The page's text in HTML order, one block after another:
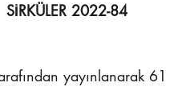
SİRKÜLER 2022-84
yayınlanarak